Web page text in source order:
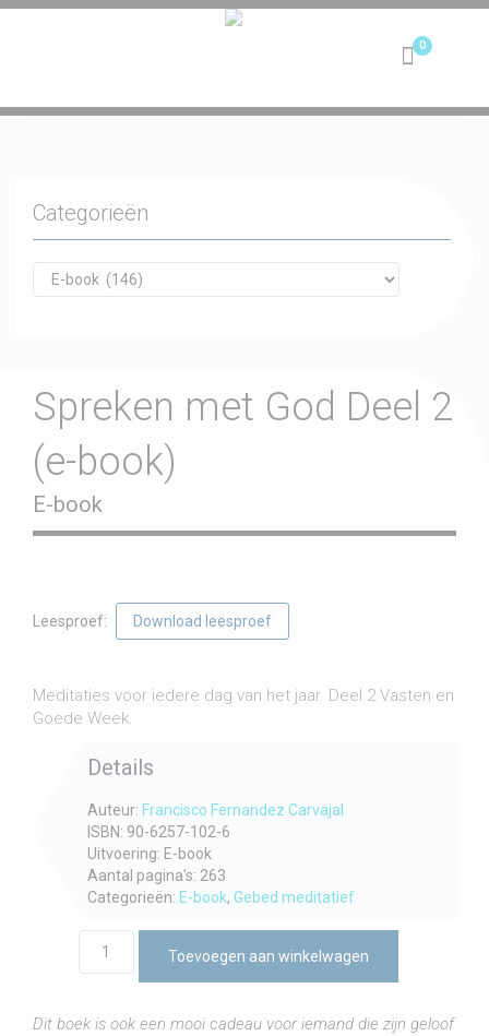
Categorieën
Spreken met God Deel 2
(e-book)
E-book
Leesproef: Download leesproef
Meditaties voor iedere dag van het jaar. Deel 2 Vasten en
Goede Week.
Details
Auteur: Francisco Fernandez Carvajal
ISBN: 90-6257-102-6
Uitvoering: E-book
Aantal pagina's: 263
Categorieën: E-book, Gebed meditatief
2
Toevoegen aan winkelwagen
Dit boek is ook een mooi cadeau voor iemand die zijn geloof